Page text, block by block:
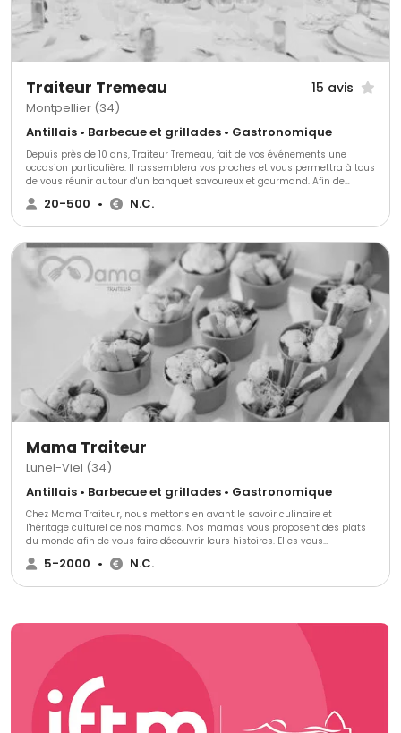
Traiteur Tremeau 15 avis
Montpellier (34)
Antillais • Barbecue et grillades • Gastronomique
Depuis près de 10 ans, Traiteur Tremeau, fait de vos événements une
occasion particulière. Il rassemblera vos proches et vous permettra à tous
de vous réunir autour d'un banquet savoureux et gourmand. Afin de
mettre toutes les chances de votre côté, Traiteur Tremeau vous garantit
un service compétent et personnalisé pour combler toutes vos attentes.
menu qui ravira vos papilles et celles de vos invités. Ils mettront sur pied
un buffet gourmand et vous proposeront également des animations
culinaires étonnantes et gourmandes. Quelque soit la nature de votre
événement, Laetitia Tremeau sera en mesure de vous apporter une
20-500 • N.C.
Mama Traiteur
Lunel-Viel (34)
Antillais • Barbecue et grillades • Gastronomique
Chez Mama Traiteur, nous mettons en avant le savoir culinaire et
l'héritage culturel de nos mamas. ​Nos mamas vous proposent des plats
du monde afin de vous faire découvrir leurs histoires. Elles vous
promettent de voyager au bout du monde. ​Chaque semaine, de nouveaux
plats sont proposés en pré-commandes sur notre site afin que vous
l'organisation d'événements pour professionnels.
5-2000 • N.C.